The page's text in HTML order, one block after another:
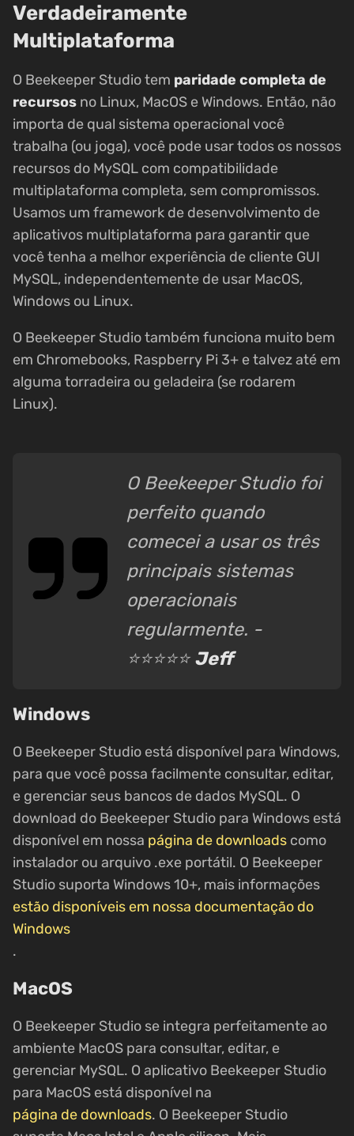
Verdadeiramente
Multiplataforma
O Beekeeper Studio tem paridade completa de
recursos no Linux, MacOS e Windows. Então, não
importa de qual sistema operacional você
trabalha (ou joga), você pode usar todos os nossos
recursos do MySQL com compatibilidade
multiplataforma completa, sem compromissos.
Usamos um framework de desenvolvimento de
aplicativos multiplataforma para garantir que
você tenha a melhor experiência de cliente GUI
MySQL, independentemente de usar MacOS,
Windows ou Linux.
O Beekeeper Studio também funciona muito bem
em Chromebooks, Raspberry Pi 3+ e talvez até em
alguma torradeira ou geladeira (se rodarem
Linux).
O Beekeeper Studio foi
perfeito quando
comecei a usar os três
principais sistemas
operacionais
regularmente. -
⭐⭐⭐⭐⭐ Jeff
Windows
O Beekeeper Studio está disponível para Windows,
para que você possa facilmente consultar, editar,
e gerenciar seus bancos de dados MySQL. O
download do Beekeeper Studio para Windows está
disponível em nossa página de downloads como
instalador ou arquivo .exe portátil. O Beekeeper
Studio suporta Windows 10+, mais informações
estão disponíveis em nossa documentação do
Windows
.
MacOS
O Beekeeper Studio se integra perfeitamente ao
ambiente MacOS para consultar, editar, e
gerenciar MySQL. O aplicativo Beekeeper Studio
para MacOS está disponível na
página de downloads. O Beekeeper Studio